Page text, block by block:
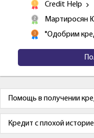
Credit Help
Мартиросян
"Одобрим
Помощь в получении
Кредит с плохой